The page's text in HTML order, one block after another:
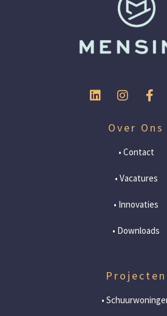
Over Ons
• Contact
• Vacatures
• Innovaties
• Downloads
Projecten
•